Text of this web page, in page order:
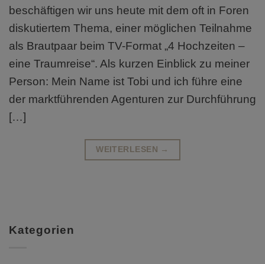
beschäftigen wir uns heute mit dem oft in Foren
diskutiertem Thema, einer möglichen Teilnahme
als Brautpaar beim TV-Format „4 Hochzeiten –
eine Traumreise“. Als kurzen Einblick zu meiner
Person: Mein Name ist Tobi und ich führe eine
der marktführenden Agenturen zur Durchführung
[…]
WEITERLESEN →
Kategorien